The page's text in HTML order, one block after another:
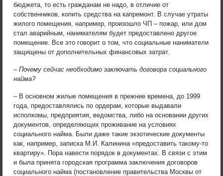
бюджета, то есть гражданам не надо, в отличие от
собственников, копить средства на капремонт. В случае утраты
жилого помещения, например, произошло ЧП – пожар, или дом
стал аварийным, нанимателям будет предоставлено другое
помещение. Все это говорит о том, что социальные наниматели
защищены от дополнительных финансовых затрат.
– Почему сейчас необходимо заключать договора социального
найма?
– В основном жилые помещения в прежние времена, до 1999
года, предоставлялись по ордерам, которые выдавали
исполкомы, предприятия, ведомства, либо на основании других
документов, определяющих проживание на условиях
социального найма. Были даже такие экзотические документы
как, например, записка М.И. Калинина «предоставить такому-то
квартиру». Пора навести порядок в документах. В связи с этим
и была принята городская программа заключения договоров
социального найма (постановление правительства Москвы от